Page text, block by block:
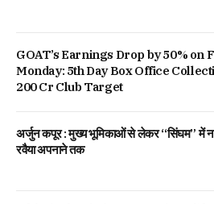
GOAT’s Earnings Drop by 50% on
Monday: 5th Day Box Office
200 Cr Club Target
अर्जुन कपूर : मुख्य भूमिकाओं से लेकर “सिंघम” में
रवैया अपनाने तक